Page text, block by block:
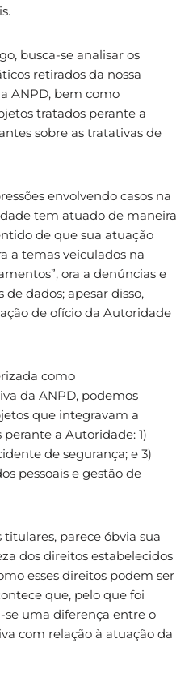
busca-se analisar os
retirados da nossa
ANPD, bem como
tratados perante a
sobre as tratativas de
envolvendo casos na
tem atuado de maneira
de que sua atuação
a temas veiculados na
ora a denúncias e
dados; apesar disso,
de ofício da Autoridade
como
da ANPD, podemos
que integravam a
a Autoridade: 1)
de segurança; e 3)
pessoais e gestão de
parece óbvia sua
dos direitos estabelecidos
esses direitos podem ser
que, pelo que foi
se uma diferença entre o
com relação à atuação da